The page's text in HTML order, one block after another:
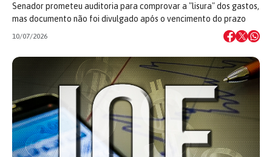
Senador prometeu auditoria para comprovar a "lisura" dos gastos,
mas documento não foi divulgado após o vencimento do prazo
10/07/2026